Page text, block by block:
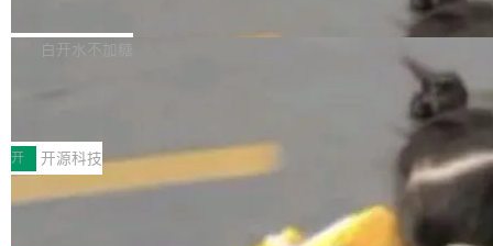
个主 agent 循环，外加一组后台 agent。这些后
库，并将作为transport接入Mooncake TENT。
MPComm将作为一种传输引擎接入Mooncake T
ENT，实现零拷贝传输性能提升30%、非零拷贝
传输性能最高提升5倍。UCL-MPComm底层基
于自研UCL-Engine通信引擎，后续腾讯网平将
白开水不加糖
型案例入选名单》，深信服“面向企业研发场景的
开源 AI 编程平台 CoStrict 应用”凭借卓越的技术
创新与落地成效成功入选。 全链路私有化部署，
助力企业AI研发安全落地 当前，越来越多企业已
开 开源科技
深信服AI算力网关入选工信部人工智能
前不久，工业和信息化部正式发布《2025年人工